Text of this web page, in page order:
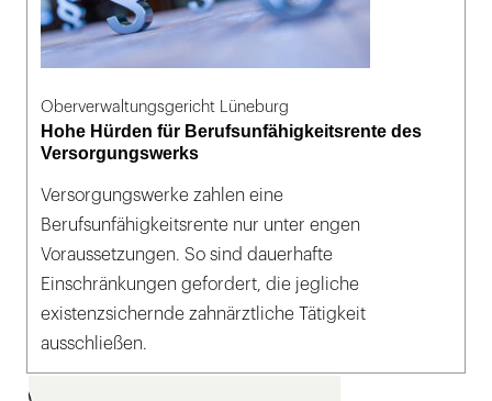
Oberverwaltungsgericht Lüneburg
Hohe Hürden für Berufsunfähigkeitsrente des
Versorgungswerks
Versorgungswerke zahlen eine
Berufsunfähigkeitsrente nur unter engen
Voraussetzungen. So sind dauerhafte
Einschränkungen gefordert, die jegliche
existenzsichernde zahnärztliche Tätigkeit
ausschließen.